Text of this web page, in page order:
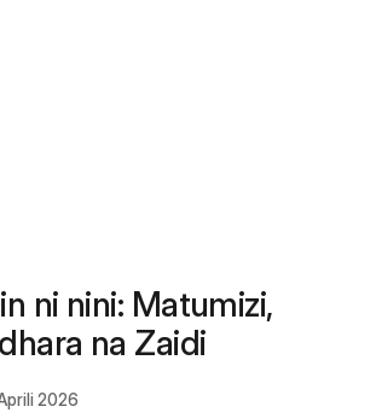
ni nini: Matumizi,
na Zaidi
2026